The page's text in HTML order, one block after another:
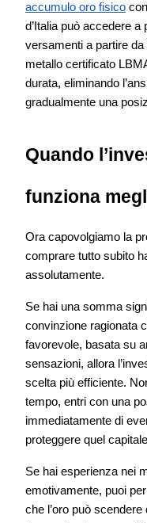
accumulo oro fisico
d’Italia può accedere
versamenti a partire
metallo certificato
durata, eliminando
gradualmente una
Quando
funziona
Ora capovolgiamo la
comprare tutto subito
assolutamente.
Se hai una somma
convinzione ragionata
favorevole, basata su
sensazioni, allora
scelta più efficiente.
tempo, entri con una
immediatamente di
proteggere quel
Se hai esperienza nei
emotivamente, puoi
che l’oro può